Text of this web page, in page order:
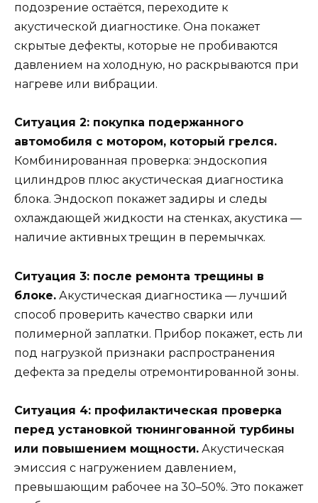
подозрение остаётся, переходите к
акустической диагностике. Она покажет
скрытые дефекты, которые не пробиваются
давлением на холодную, но раскрываются при
нагреве или вибрации.
Ситуация 2: покупка подержанного
автомобиля с мотором, который грелся.
Комбинированная проверка: эндоскопия
цилиндров плюс акустическая диагностика
блока. Эндоскоп покажет задиры и следы
охлаждающей жидкости на стенках, акустика —
наличие активных трещин в перемычках.
Ситуация 3: после ремонта трещины в
блоке. Акустическая диагностика — лучший
способ проверить качество сварки или
полимерной заплатки. Прибор покажет, есть ли
под нагрузкой признаки распространения
дефекта за пределы отремонтированной зоны.
Ситуация 4: профилактическая проверка
перед установкой тюнингованной турбины
или повышением мощности. Акустическая
эмиссия с нагружением давлением,
превышающим рабочее на 30–50%. Это покажет